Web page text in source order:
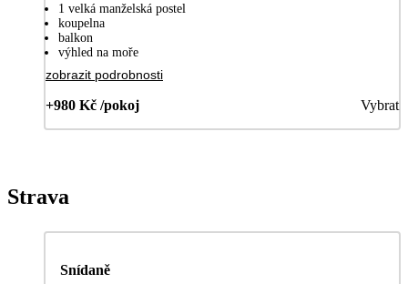
1 velká manželská postel
koupelna
balkon
výhled na moře
zobrazit podrobnosti
+980 Kč /pokoj Vybrat
Strava
Snídaně